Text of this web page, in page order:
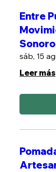
Entre
Sonoro
sáb, 15
Leer más